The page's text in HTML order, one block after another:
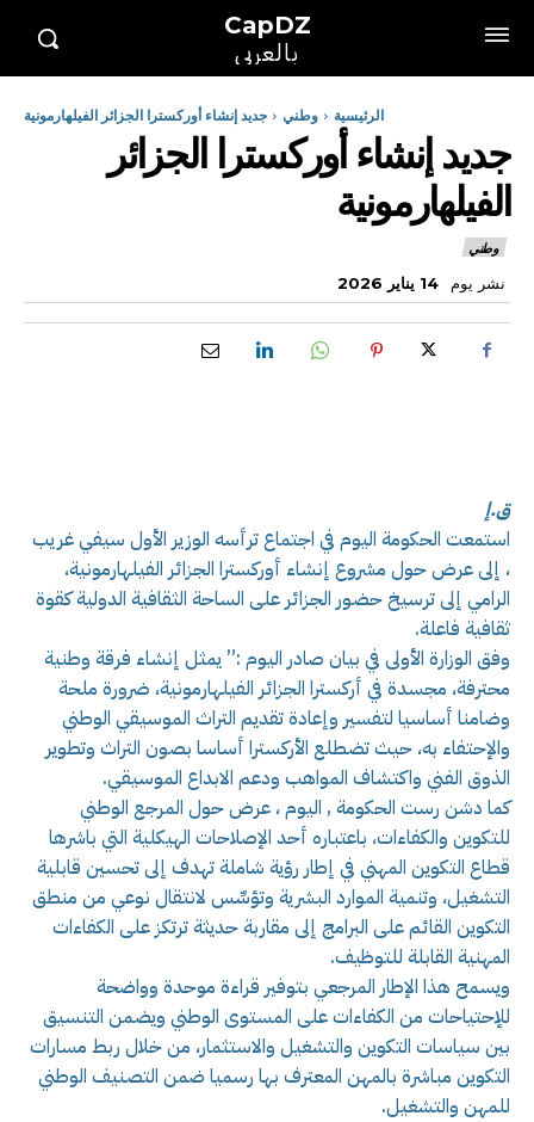
CapDZ
بالعربي
الرئيسية وطني جديد إنشاء أوركسترا الجزائر الفيلهارمونية
جديد إنشاء أوركسترا الجزائر
الفيلهارمونية
وطني
نشر يوم 14 يناير 2026
ق.إ
استمعت الحكومة اليوم في اجتماع ترأسه الوزير الأول سيفي غريب
، إلى عرض حول مشروع إنشاء أوركسترا الجزائر الفيلهارمونية،
الرامي إلى ترسيخ حضور الجزائر على الساحة الثقافية الدولية كقوة
ثقافية فاعلة.
وفق الوزارة الأولى في بيان صادر اليوم :” يمثل إنشاء فرقة وطنية
محترفة، مجسدة في أركسترا الجزائر الفيلهارمونية، ضرورة ملحة
وضامنا أساسيا لتفسير وإعادة تقديم التراث الموسيقي الوطني
والإحتفاء به، حيث تضطلع الأركسترا أساسا بصون التراث وتطوير
الذوق الفني واكتشاف المواهب ودعم الابداع الموسيقي.
كما دشن رست الحكومة , اليوم ، عرض حول المرجع الوطني
للتكوين والكفاءات، باعتباره أحد الإصلاحات الهيكلية التي باشرها
قطاع التكوين المهني في إطار رؤية شاملة تهدف إلى تحسين قابلية
التشغيل، وتنمية الموارد البشرية وتؤسِّس لانتقال نوعي من منطق
التكوين القائم على البرامج إلى مقاربة حديثة ترتكز على الكفاءات
المهنية القابلة للتوظيف.
ويسمح هذا الإطار المرجعي بتوفير قراءة موحدة وواضحة
للإحتياحات من الكفاءات على المستوى الوطني ويضمن التنسيق
بين سياسات التكوين والتشغيل والاستثمار، من خلال ربط مسارات
التكوين مباشرة بالمهن المعترف بها رسميا ضمن التصنيف الوطني
للمهن والتشغيل.